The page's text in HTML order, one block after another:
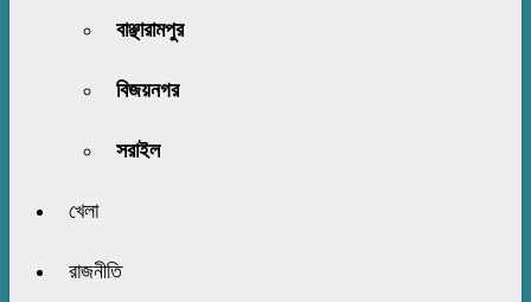
বাঞ্ছারামপুর
বিজয়নগর
সরাইল
খেলা
রাজনীতি